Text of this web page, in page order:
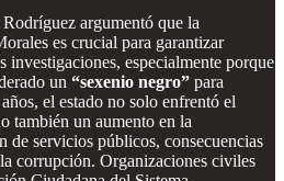
argumentó que la
es crucial para garantizar
investigaciones, especialmente porque
un “sexenio negro” para
el estado no solo enfrentó el
también un aumento en la
de servicios públicos, consecuencias
corrupción. Organizaciones civiles